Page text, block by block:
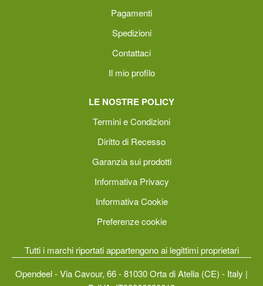
Pagamenti
Spedizioni
Contattaci
Il mio profilo
LE NOSTRE POLICY
Termini e Condizioni
Diritto di Recesso
Garanzia sui prodotti
Informativa Privacy
Informativa Cookie
Preferenze cookie
Tutti i marchi riportati appartengono ai legittimi proprietari
Opendeel - Via Cavour, 66 - 81030 Orta di Atella (CE) - Italy |